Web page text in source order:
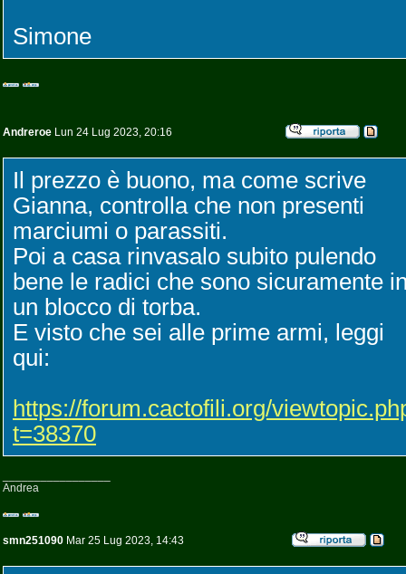
Simone
Andreroe Lun 24 Lug 2023, 20:16
Il prezzo è buono, ma come scrive
Gianna, controlla che non presenti
marciumi o parassiti.
Poi a casa rinvasalo subito pulendo
bene le radici che sono sicuramente
un blocco di torba.
E visto che sei alle prime armi, leggi
qui:
https://forum.cactofili.org/
t=38370
Andrea
smn251090 Mar 25 Lug 2023, 14:43